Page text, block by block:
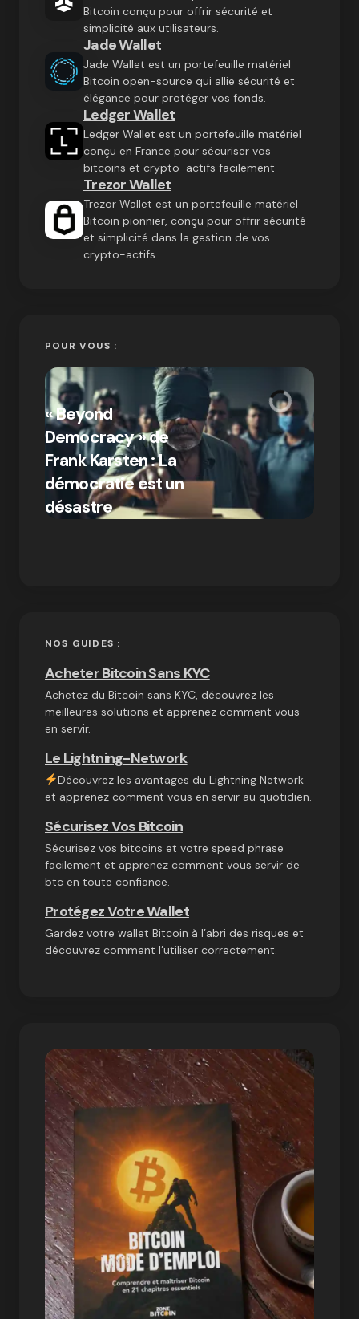
Bitcoin conçu pour offrir sécurité et
simplicité aux utilisateurs.
Jade Wallet
Jade Wallet est un portefeuille matériel
Bitcoin open-source qui allie sécurité et
élégance pour protéger vos fonds.
Ledger Wallet
Ledger Wallet est un portefeuille matériel
conçu en France pour sécuriser vos
bitcoins et crypto-actifs facilement
Trezor Wallet
Trezor Wallet est un portefeuille matériel
Bitcoin pionnier, conçu pour offrir sécurité
et simplicité dans la gestion de vos
crypto-actifs.
POUR VOUS :
« Beyond
Democracy » de
Frank Karsten : La
démocratie est un
désastre
par Ines Aissani
on 03/10/2024
NOS GUIDES :
Acheter Bitcoin Sans KYC
Achetez du Bitcoin sans KYC, découvrez les
meilleures solutions et apprenez comment vous
en servir.
Le Lightning-Network
Découvrez les avantages du Lightning Network
et apprenez comment vous en servir au quotidien.
Sécurisez Vos Bitcoin
Sécurisez vos bitcoins et votre speed phrase
facilement et apprenez comment vous servir de
btc en toute confiance.
Protégez Votre Wallet
Gardez votre wallet Bitcoin à l’abri des risques et
découvrez comment l’utiliser correctement.